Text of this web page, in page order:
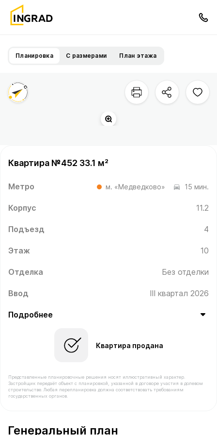
Планировка С размерами План этажа
Квартира №452 33.1 м²
Метро м. «Медведково» 15 мин.
Корпус 11.2
Подъезд 4
Этаж 10
Отделка Без отделки
Ввод III квартал 2026
Подробнее
Квартира продана
Представленные планировочные решения носят иллюстративный характер.
Застройщик передаёт объект с планировкой, указанной в договоре участия в долевом
строительстве. Любая перепланировка должна соответствовать требованиям
государственных органов.
Генеральный план